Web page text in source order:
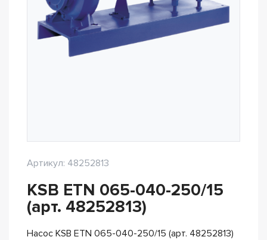
Артикул: 48252813
KSB ETN 065-040-250/15
(арт. 48252813)
Насос KSB ETN 065-040-250/15 (арт. 48252813)